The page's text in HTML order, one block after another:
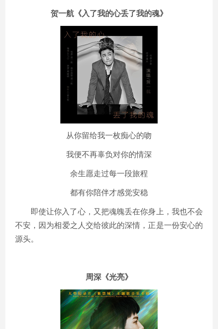
贺一航《入了我的心丢了我的魂》
从你留给我一枚痴心的吻
我便不再辜负对你的情深
余生愿走过每一段旅程
都有你陪伴才感觉安稳
即使让你入了心，又把魂魄丢在你身上，我也不会
不安，因为相爱之人交给彼此的深情，正是一份安心的
源头。
周深《光亮》